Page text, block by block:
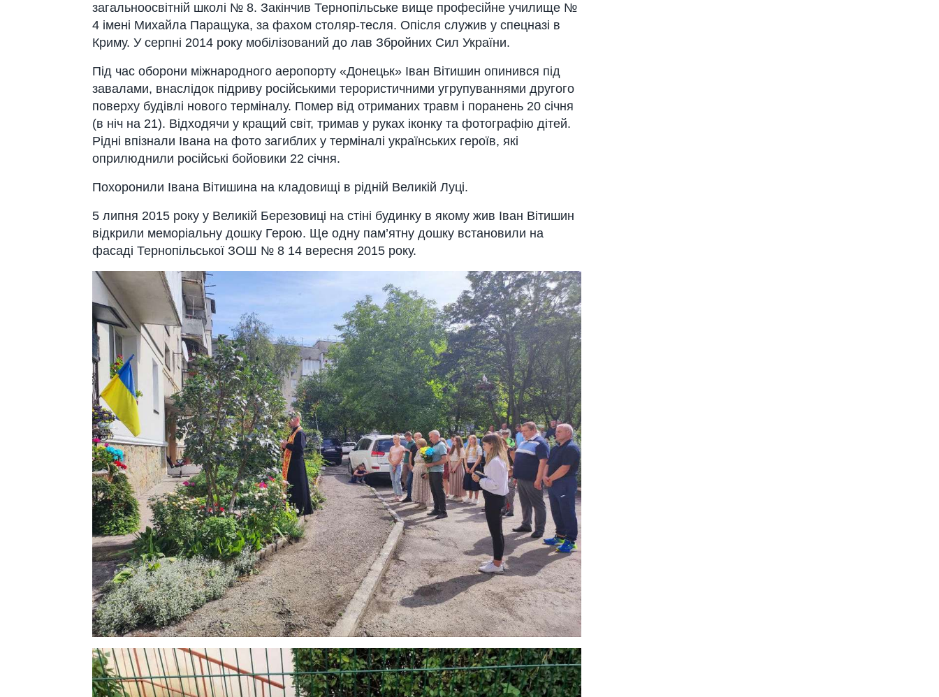
загальноосвітній школі № 8. Закінчив Тернопільське вище професійне училище №
4 імені Михайла Паращука, за фахом столяр-тесля. Опісля служив у спецназі в
Криму. У серпні 2014 року мобілізований до лав Збройних Сил України.
Під час оборони міжнародного аеропорту «Донецьк» Іван Вітишин опинився під
завалами, внаслідок підриву російськими терористичними угрупуваннями другого
поверху будівлі нового терміналу. Помер від отриманих травм і поранень 20 січня
(в ніч на 21). Відходячи у кращий світ, тримав у руках іконку та фотографію дітей.
Рідні впізнали Івана на фото загиблих у терміналі українських героїв, які
оприлюднили російські бойовики 22 січня.
Похоронили Івана Вітишина на кладовищі в рідній Великій Луці.
5 липня 2015 року у Великій Березовиці на стіні будинку в якому жив Іван Вітишин
відкрили меморіальну дошку Герою. Ще одну пам’ятну дошку встановили на
фасаді Тернопільської ЗОШ № 8 14 вересня 2015 року.